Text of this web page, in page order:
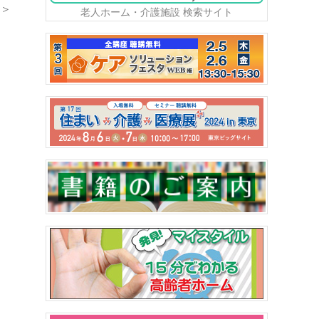
老人ホーム・介護施設 検索サイト